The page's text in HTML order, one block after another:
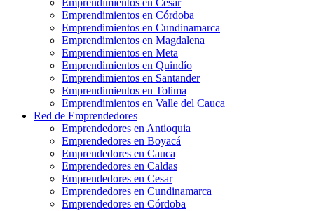
Emprendimientos en Cesar
Emprendimientos en Córdoba
Emprendimientos en Cundinamarca
Emprendimientos en Magdalena
Emprendimientos en Meta
Emprendimientos en Quindío
Emprendimientos en Santander
Emprendimientos en Tolima
Emprendimientos en Valle del Cauca
Red de Emprendedores
Emprendedores en Antioquia
Emprendedores en Boyacá
Emprendedores en Cauca
Emprendedores en Caldas
Emprendedores en Cesar
Emprendedores en Cundinamarca
Emprendedores en Córdoba